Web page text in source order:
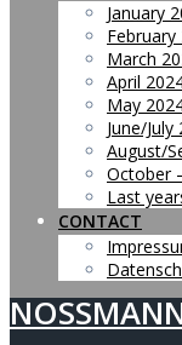
January
February
March
April
May
June/July
August/
October
Last
CONTACT
NOSSMANN